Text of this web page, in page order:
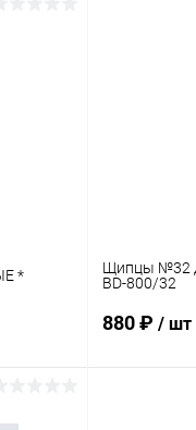
*
Щипцы №32
BD-800/32
880 ₽ / шт